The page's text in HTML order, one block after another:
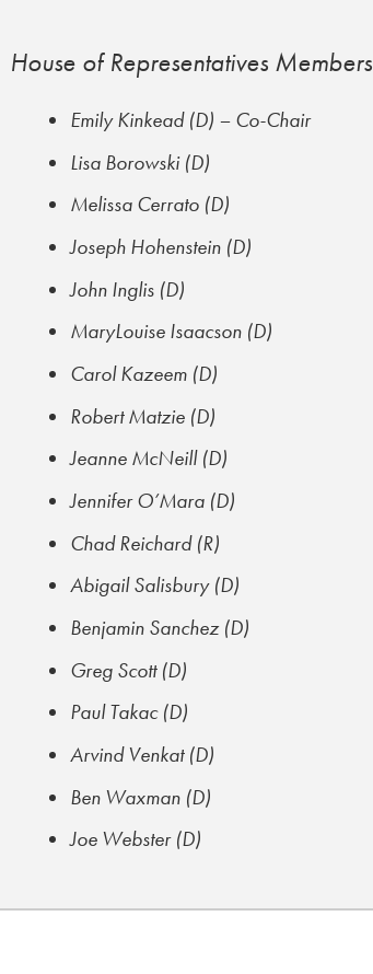
House of Representatives Members
Emily Kinkead (D) – Co-Chair
Lisa Borowski (D)
Melissa Cerrato (D)
Joseph Hohenstein (D)
John Inglis (D)
MaryLouise Isaacson (D)
Carol Kazeem (D)
Robert Matzie (D)
Jeanne McNeill (D)
Jennifer O’Mara (D)
Chad Reichard (R)
Abigail Salisbury (D)
Benjamin Sanchez (D)
Greg Scott (D)
Paul Takac (D)
Arvind Venkat (D)
Ben Waxman (D)
Joe Webster (D)